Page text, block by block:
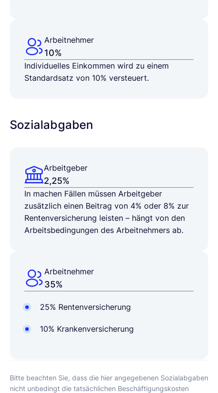
Arbeitnehmer
10%
Individuelles Einkommen wird zu einem
Standardsatz von 10% versteuert.
Sozialabgaben
Arbeitgeber
2,25%
In machen Fällen müssen Arbeitgeber
zusätzlich einen Beitrag von 4% oder 8% zur
Rentenversicherung leisten – hängt von den
Arbeitsbedingungen des Arbeitnehmers ab.
Arbeitnehmer
35%
25% Rentenversicherung
10% Krankenversicherung
Bitte beachten Sie, dass die hier angegebenen Sozialabgaben
nicht unbedingt die tatsächlichen Beschäftigungskosten